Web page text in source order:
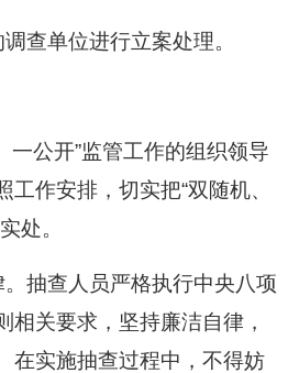
查单位进行立案处理。
一公开”监管工作的组织领导
作安排，切实把“双随机、
处。
抽查人员严格执行中央八项
相关要求，坚持廉洁自律，
在实施抽查过程中，不得妨